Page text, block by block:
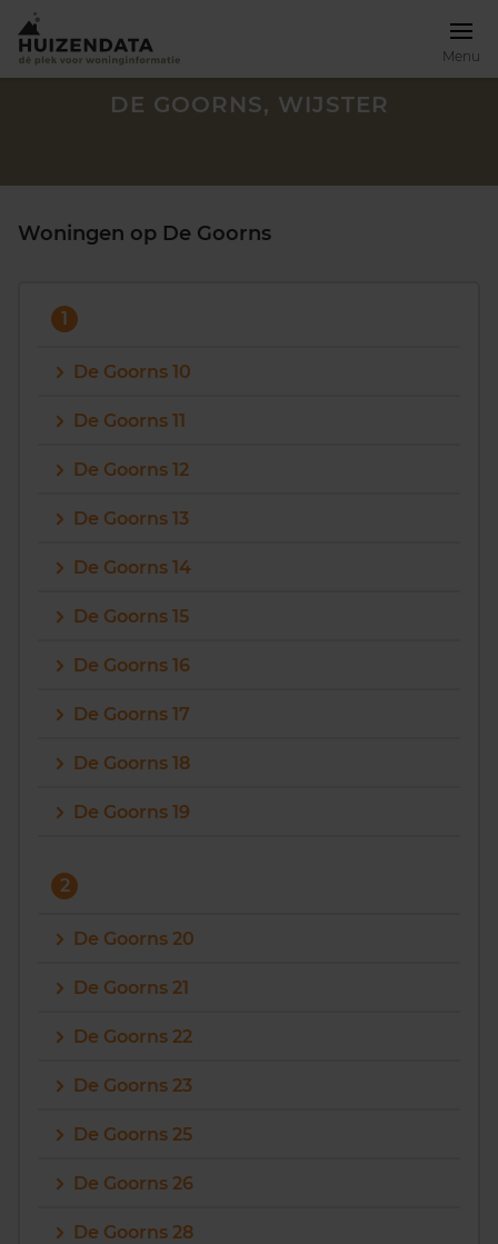
Menu
Maandag t/m vrijdag - 08:00 -18:00
DE GOORNS, WIJSTER
Woningen op De Goorns
1
De Goorns 10
De Goorns 11
De Goorns 12
De Goorns 13
De Goorns 14
De Goorns 15
De Goorns 16
De Goorns 17
De Goorns 18
De Goorns 19
2
De Goorns 20
De Goorns 21
De Goorns 22
De Goorns 23
De Goorns 25
De Goorns 26
De Goorns 28